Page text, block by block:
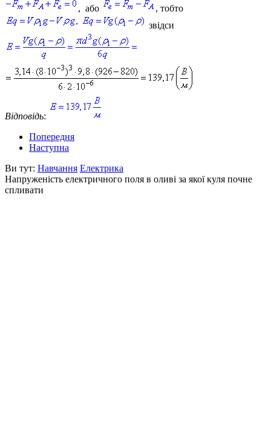
, або
, тобто
звідси
Відповідь:
Попередня
Наступна
Ви тут: Навчання Електрика
Напруженість електричного поля в оливі за якої куля почне
спливати